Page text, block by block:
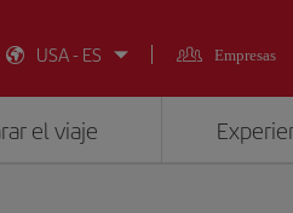
USA - ES
Empresas
el viaje